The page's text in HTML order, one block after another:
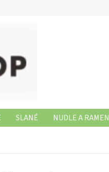
SLANÉ NUDLE A RAMEN